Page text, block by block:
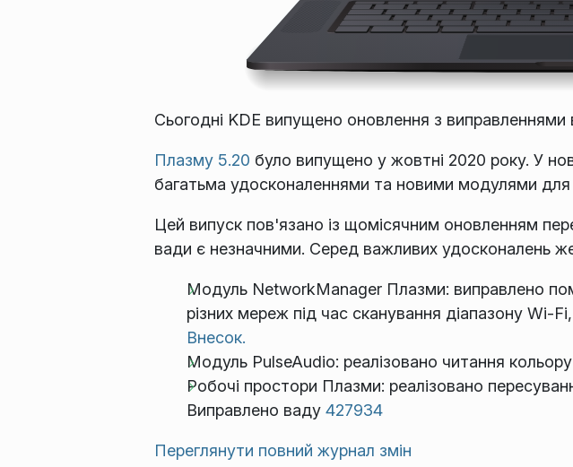
Сьогодні KDE випущено оновлення з
Плазму 5.20 було випущено у жовтні 2020 року. У
багатьма удосконаленнями та новими модулями
Цей випуск пов'язано із щомісячним оновленням
вади є незначними. Серед важливих удосконалень же
Модуль NetworkManager Плазми: виправлено
різних мереж під час сканування діапазону
Внесок.
Модуль PulseAudio: реалізовано читання кольору
Робочі простори Плазми: реалізовано
Виправлено ваду 427934
Переглянути повний журнал змін